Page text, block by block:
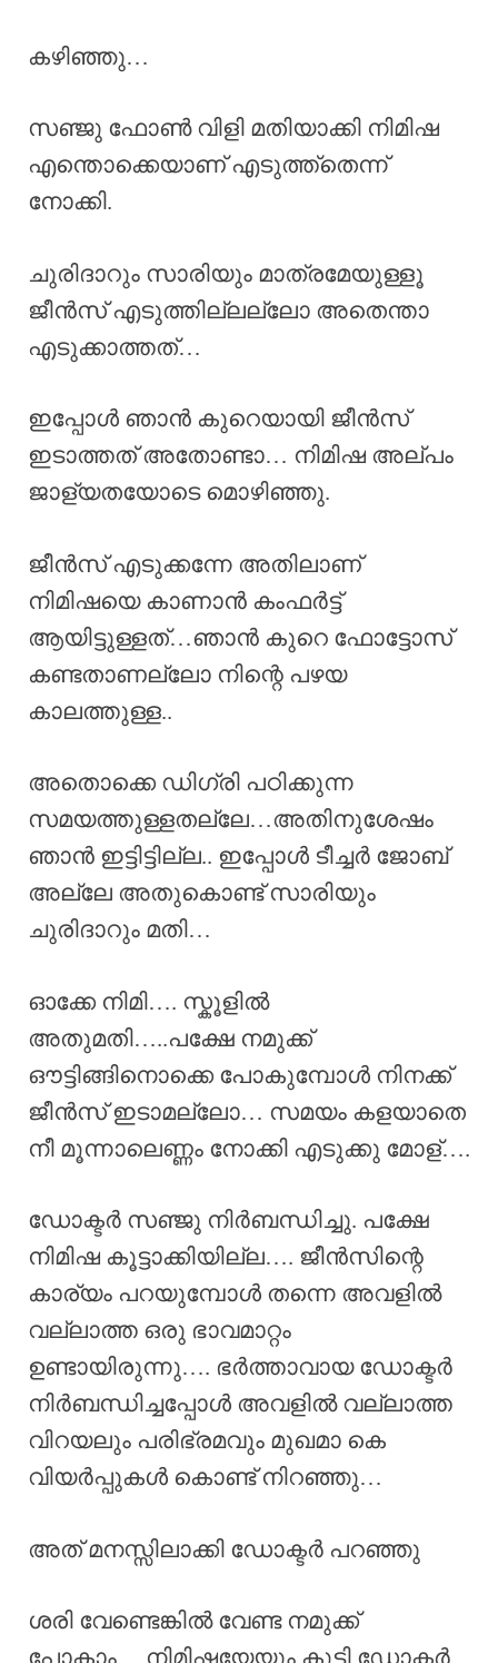
കഴിഞ്ഞു…
സഞ്ജു ഫോൺ വിളി മതിയാക്കി നിമിഷ
എന്തൊക്കെയാണ് എടുത്ത്തെന്ന്
നോക്കി.
ചുരിദാറും സാരിയും മാത്രമേയുള്ളൂ
ജീൻസ് എടുത്തില്ലല്ലോ അതെന്താ
എടുക്കാത്തത്…
ഇപ്പോൾ ഞാൻ കുറെയായി ജീൻസ്
ഇടാത്തത് അതോണ്ടാ… നിമിഷ അല്പം
ജാള്യതയോടെ മൊഴിഞ്ഞു.
ജീൻസ് എടുക്കന്നേ അതിലാണ്
നിമിഷയെ കാണാൻ കംഫർട്ട്
ആയിട്ടുള്ളത്…ഞാൻ കുറെ ഫോട്ടോസ്
കണ്ടതാണല്ലോ നിന്റെ പഴയ
കാലത്തുള്ള..
അതൊക്കെ ഡിഗ്രി പഠിക്കുന്ന
സമയത്തുള്ളതല്ലേ…അതിനുശേഷം
ഞാൻ ഇട്ടിട്ടില്ല.. ഇപ്പോൾ ടീച്ചർ ജോബ്
അല്ലേ അതുകൊണ്ട് സാരിയും
ചുരിദാറും മതി…
ഓക്കേ നിമി…. സ്കൂളിൽ
അതുമതി…..പക്ഷേ നമുക്ക്
ഔട്ടിങ്ങിനൊക്കെ പോകുമ്പോൾ നിനക്ക്
ജീൻസ് ഇടാമല്ലോ… സമയം കളയാതെ
നീ മൂന്നാലെണ്ണം നോക്കി എടുക്കു മോള്….
ഡോക്ടർ സഞ്ജു നിർബന്ധിച്ചു. പക്ഷേ
നിമിഷ കൂട്ടാക്കിയില്ല…. ജീൻസിന്റെ
കാര്യം പറയുമ്പോൾ തന്നെ അവളിൽ
വല്ലാത്ത ഒരു ഭാവമാറ്റം
ഉണ്ടായിരുന്നു…. ഭർത്താവായ ഡോക്ടർ
നിർബന്ധിച്ചപ്പോൾ അവളിൽ വല്ലാത്ത
വിറയലും പരിഭ്രമവും മുഖമാ കെ
വിയർപ്പുകൾ കൊണ്ട്‌ നിറഞ്ഞു…
അത് മനസ്സിലാക്കി ഡോക്ടർ പറഞ്ഞു
ശരി വേണ്ടെങ്കിൽ വേണ്ട നമുക്ക്
പോകാം… നിമിഷയേയും കൂട്ടി ഡോക്ടർ